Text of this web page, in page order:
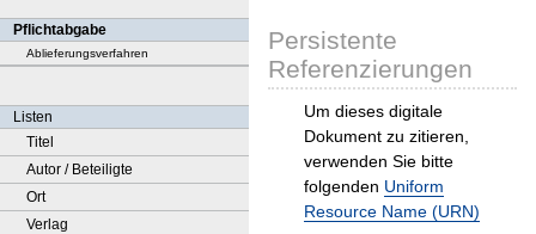
Pflichtabgabe
Ablieferungsverfahren
Listen
Titel
Autor / Beteiligte
Ort
Verlag
Persistente
Referenzierungen
Um dieses digitale
Dokument zu zitieren,
verwenden Sie bitte
folgenden Uniform
Resource Name (URN)